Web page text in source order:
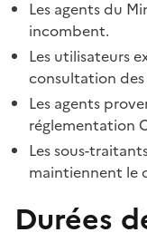
Les agents du
incombent.
Les utilisateurs
consultation des
Les agents
réglementation
Les sous-
maintiennent le
Durées